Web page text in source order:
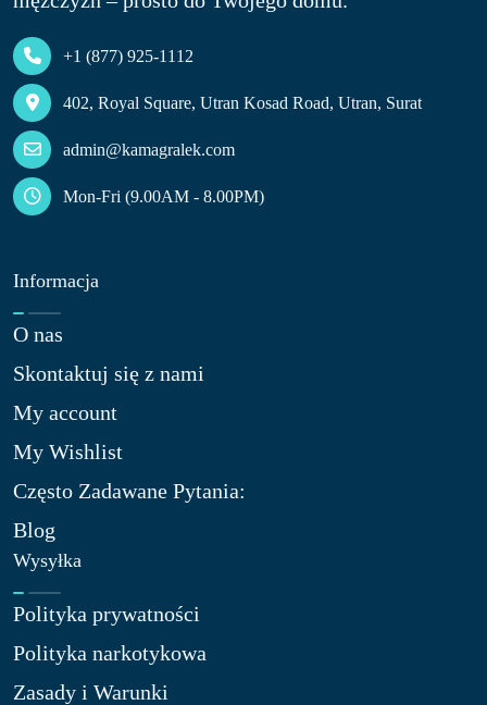
+1 (877) 925-1112
402, Royal Square, Utran Kosad Road, Utran, Surat
admin@kamagralek.com
Mon-Fri (9.00AM - 8.00PM)
Informacja
O nas​
Skontaktuj się z nami​
My account
My Wishlist
Często Zadawane Pytania:
Blog
Wysyłka
Polityka prywatności
Polityka narkotykowa
Zasady i Warunki